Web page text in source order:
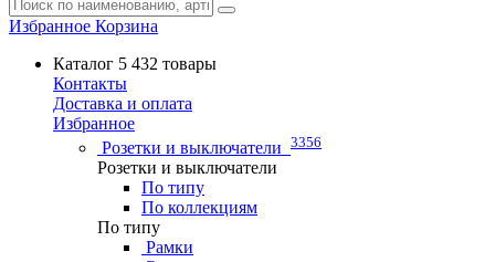
Избранное Корзина
Каталог 5 432 товары
Контакты
Доставка и оплата
Избранное
Розетки и выключатели 3356
Розетки и выключатели
По типу
По коллекциям
По типу
Рамки